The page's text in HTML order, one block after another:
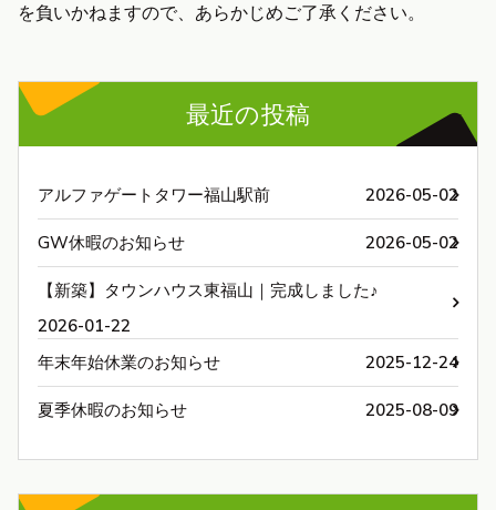
を負いかねますので、あらかじめご了承ください。
最近の投稿
アルファゲートタワー福山駅前 2026-05-02
GW休暇のお知らせ 2026-05-02
【新築】タウンハウス東福山｜完成しました♪
2026-01-22
年末年始休業のお知らせ
2025-12-24
夏季休暇のお知らせ 2025-08-09